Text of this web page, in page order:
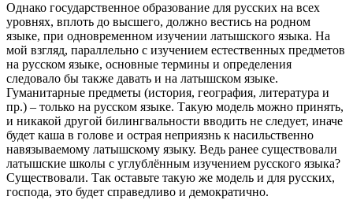
Однако государственное образование для русских на всех
уровнях, вплоть до высшего, должно вестись на родном
языке, при одновременном изучении латышского языка. На
мой взгляд, параллельно с изучением естественных предметов
на русском языке, основные термины и определения
следовало бы также давать и на латышском языке.
Гуманитарные предметы (история, география, литература и
пр.) – только на русском языке. Такую модель можно принять,
и никакой другой билингвальности вводить не следует, иначе
будет каша в голове и острая неприязнь к насильственно
навязываемому латышскому языку. Ведь ранее существовали
латышские школы с углублённым изучением русского языка?
Существовали. Так оставьте такую же модель и для русских,
господа, это будет справедливо и демократично.